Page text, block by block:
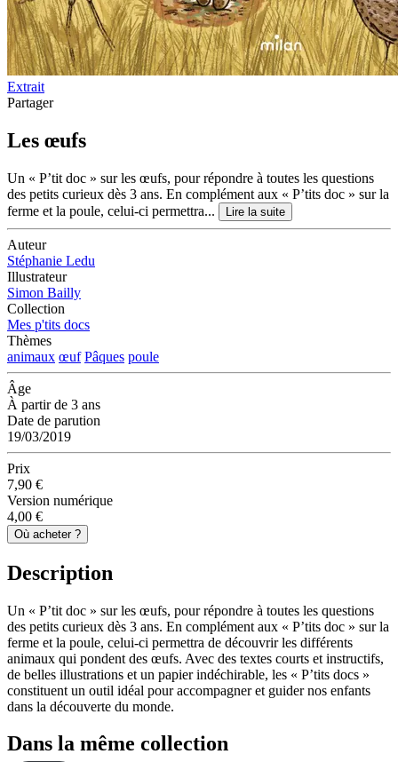
Extrait
Partager
Les œufs
Un « P’tit doc » sur les œufs, pour répondre à toutes les questions
des petits curieux dès 3 ans. En complément aux « P’tits doc » sur la
ferme et la poule, celui-ci permettra...
Lire la suite
Auteur
Stéphanie Ledu
Illustrateur
Simon Bailly
Collection
Mes p'tits docs
Thèmes
animaux œuf Pâques poule
Âge
À partir de 3 ans
Date de parution
19/03/2019
Prix
7,90 €
Version numérique
4,00 €
Où acheter ?
Description
Un « P’tit doc » sur les œufs, pour répondre à toutes les questions
des petits curieux dès 3 ans. En complément aux « P’tits doc » sur la
ferme et la poule, celui-ci permettra de découvrir les différents
animaux qui pondent des œufs. Avec des textes courts et instructifs,
de belles illustrations et un papier indéchirable, les « P’tits docs »
constituent un outil idéal pour accompagner et guider nos enfants
dans la découverte du monde.
Dans la même collection